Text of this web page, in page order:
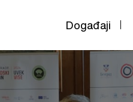
Događaji